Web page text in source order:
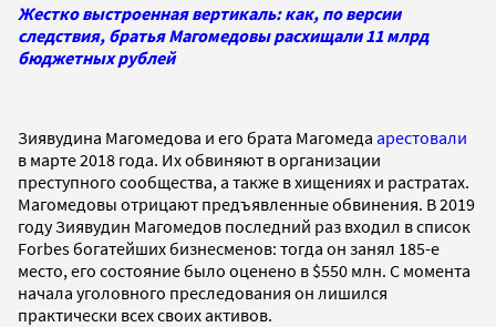
Жестко выстроенная вертикаль: как, по версии
следствия, братья Магомедовы расхищали 11 млрд
бюджетных рублей
Зиявудина Магомедова и его брата Магомеда арестовали
в марте 2018 года. Их обвиняют в организации
преступного сообщества, а также в хищениях и растратах.
Магомедовы отрицают предъявленные обвинения. В 2019
году Зиявудин Магомедов последний раз входил в список
Forbes богатейших бизнесменов: тогда он занял 185-е
место, его состояние было оценено в $550 млн. С момента
начала уголовного преследования он лишился
практически всех своих активов.